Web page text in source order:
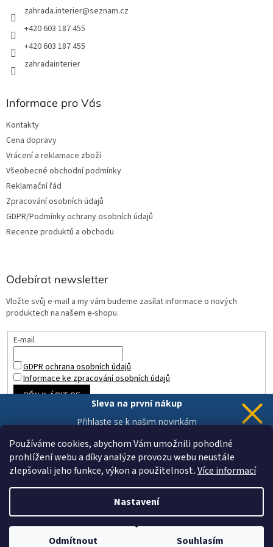
Používáme cookies, abychom Vám umožnili pohodlné
prohlížení webu a díky analýze provozu webu neustále
zlepšovali jeho funkce, výkon a použitelnost.Více informací
Nastavení
Odmítnout Souhlasím
zahrada.interier@seznam.cz
+420 603 187 455
+420 603 187 455
zahradainterier
Informace pro Vás
Kontakty
Cena dopravy
Vrácení a reklamace zboží
Všeobecné obchodní podmínky
Reklamační řád
Zpracování osobních údajů
GDPR/Podmínky ochrany osobních údajů
Recenze produktů a obchodu
Odebírat newsletter
Vložte svůj e-mail a my vám budeme zasílat informace o nových
produktech na našem e-shopu.
E-mail
GDPR ochrana osobních údajů
Informace ke zpracování osobních údajů
PŘIHLÁSIT SE
Vytvořil Shoptet
Copyright 2026ZAHRADA a INTERIÉR. Všechna práva vyhrazena.
Upravit nastavení cookies
Sleva na první nákup
Přihlaste se k našim novinkám
Chci novinky a slevu
Vaše data jsou u nás v bezpečí.